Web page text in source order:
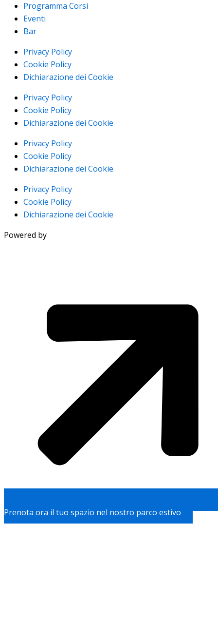
Programma Corsi
Eventi
Bar
Privacy Policy
Cookie Policy
Dichiarazione dei Cookie
Privacy Policy
Cookie Policy
Dichiarazione dei Cookie
Privacy Policy
Cookie Policy
Dichiarazione dei Cookie
Privacy Policy
Cookie Policy
Dichiarazione dei Cookie
Powered by
Prenota ora il tuo spazio nel nostro parco estivo